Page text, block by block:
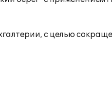
с целью